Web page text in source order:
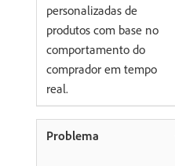
personalizadas de
produtos com base no
comportamento do
comprador em tempo
real.